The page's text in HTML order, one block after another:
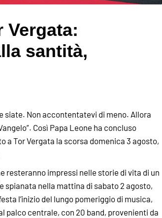
Vergata:
santità,
siate. Non accontentatevi di meno. Allora
Così Papa Leone ha concluso
a Tor Vergata la scorsa domenica 3 agosto,
resteranno impressi nelle storie di vita di un
spianata nella mattina di sabato 2 agosto,
l’inizio del lungo pomeriggio di musica,
palco centrale, con 20 band, provenienti da